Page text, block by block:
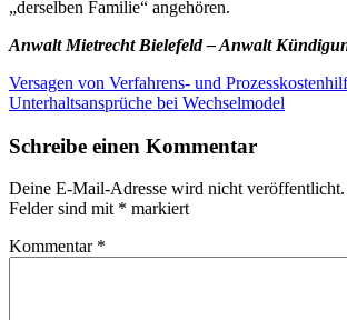
„derselben Familie“ angehören.
Anwalt Mietrecht Bielefeld – Anwalt
Beitragsnavigation
Versagen von Verfahrens- und
Unterhaltsansprüche bei Wechselmodel
Schreibe einen Kommentar
Deine E-Mail-Adresse wird nicht veröffentlicht.
Felder sind mit * markiert
Kommentar *